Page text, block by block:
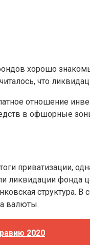
хорошо
что
отношение
в офшорные
приватизации,
ликвидации фонда
структура.
валюты.
2020